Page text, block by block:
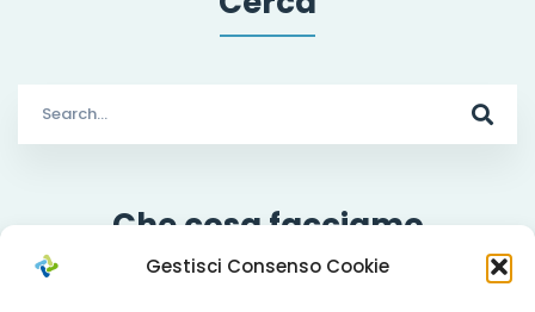
Gestisci Consenso Cookie
for:
Che cosa facciamo